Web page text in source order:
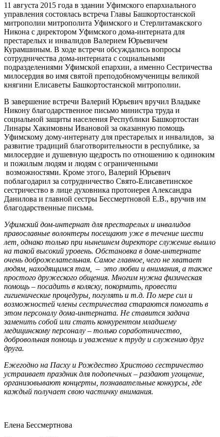
11 августа 2015 года в здании Уфимского епархиального
управления состоялась встреча Главы Башкортостанской
митрополии митрополита Уфимского и Стерлитамакского
Никона с директором Уфимского дома-интерната для
престарелых и инвалидов Валерием Юрьевичем
Курамшиным. В ходе встречи обсуждались вопросы
сотрудничества дома-интерната с социальными
подразделениями Уфимской епархии, а именно Сестричества
милосердия во имя святой преподобномученицы великой
княгини Елисаветы Башкортостанской митрополии.
В завершение встречи Валерий Юрьевич вручил Владыке
Никону благодарственное письмо министра труда и
социальной защиты населения Республики Башкортостан
Линары Хакимовны Ивановой за оказанную помощь
Уфимскому дому-интернату для престарелых и инвалидов, за
развитие традиций благотворительности в республике, за
милосердие и душевную щедрость по отношению к одиноким
и пожилым людям и людям с ограниченными
возможностями. Кроме этого, Валерий Юрьевич
поблагодарил за сотрудничество Свято-Елисаветинское
сестричество в лице духовника протоиерея Александра
Данилова и главной сестры Бессмертновой Е.В., вручив им
благодарственные письма.
Уфимский дом-интернат для престарелых и инвалидов
православные волонтеры посещают уже в течение шести
лет, однако только при нынешнем директоре служение вышло
на такой высокий уровень. Обстановка в доме-интернате
очень доброжелательная. Самое главное, чего не хватает
людям, находящимся там, – это любви и внимания, а также
простого дружеского общения. Многим нужна физическая
помощь – посадить в коляску, покормить, провести
гигиенические процедуры, погулять и т.д. По мере сил и
возможностей члены сестричества стараются помогать в
этом персоналу дома-интерната. Не ставится задача
заменить собой или стать конкурентом младшему
медицинскому персоналу – только соработничество,
добровольная помощь и уважение к труду и служению друг
друга.
Ежегодно на Пасху и Рождество Христово сестричество
устраивает праздник для подопечных – раздают угощение,
организовывают концерты, познавательные конкурсы, где
каждый получает свою частичку внимания.
Елена Бессмертнова